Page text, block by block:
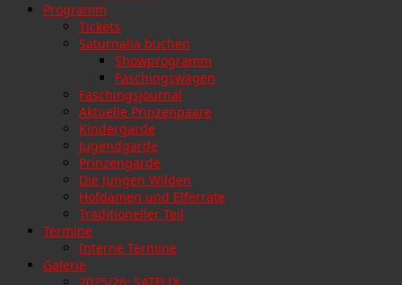
Programm
Tickets
Saturnalia buchen
Showprogramm
Faschingswagen
Faschingsjournal
Aktuelle Prinzenpaare
Kindergarde
Jugendgarde
Prinzengarde
Die Jungen Wilden
Hofdamen und Elferräte
Traditioneller Teil
Termine
Interne Termine
Galerie